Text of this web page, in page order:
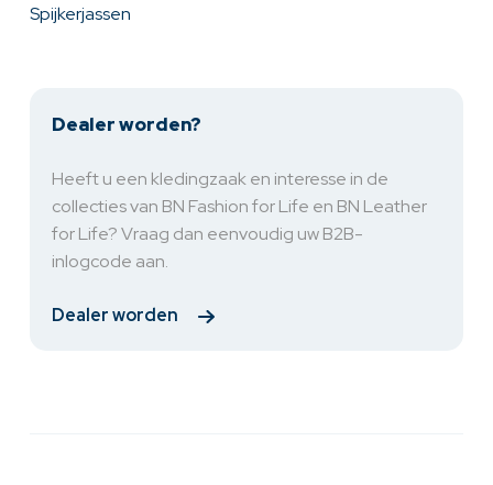
Spijkerjassen
Dealer worden?
Heeft u een kledingzaak en interesse in de
collecties van BN Fashion for Life en BN Leather
for Life? Vraag dan eenvoudig uw B2B-
inlogcode aan.
Dealer worden